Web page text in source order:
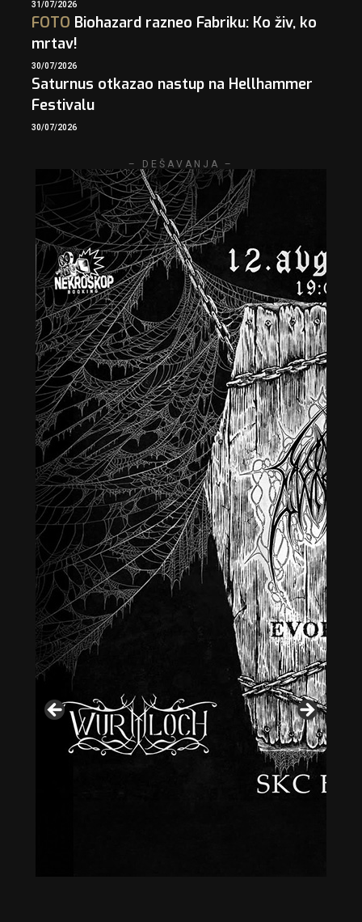
31/07/2026
FOTO Biohazard razneo Fabriku: Ko živ, ko
mrtav!
30/07/2026
Saturnus otkazao nastup na Hellhammer
Festivalu
30/07/2026
– DEŠAVANJA –